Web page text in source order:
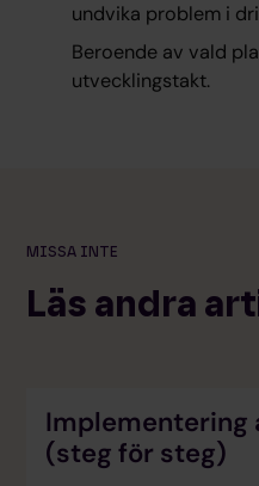
undvika problem i
Beroende av vald
utvecklingstakt.
MISSA INTE
Läs andra
Implementering
(steg för steg)